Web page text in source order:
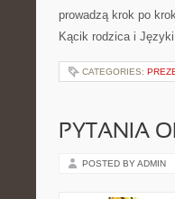
prowadzą krok po
Kącik rodzica i
CATEGORIES:
PYTANIA
POSTED BY ADMIN